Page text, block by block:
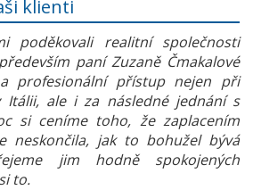
klienti
poděkovali realitní společnosti
paní Zuzaně Čmakalové
profesionální přístup nejen při
Itálii, ale i za následné jednání s
si ceníme toho, že zaplacením
neskončila, jak to bohužel bývá
jim hodně spokojených
to.